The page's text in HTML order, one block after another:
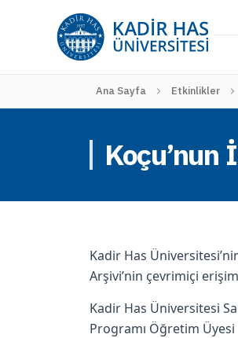
Ana Sayfa Etkinlikler
Kadir Has
Arşivi’nin çevrimiçi
Kadir Has Üniversitesi
Programı Öğretim Üyesi